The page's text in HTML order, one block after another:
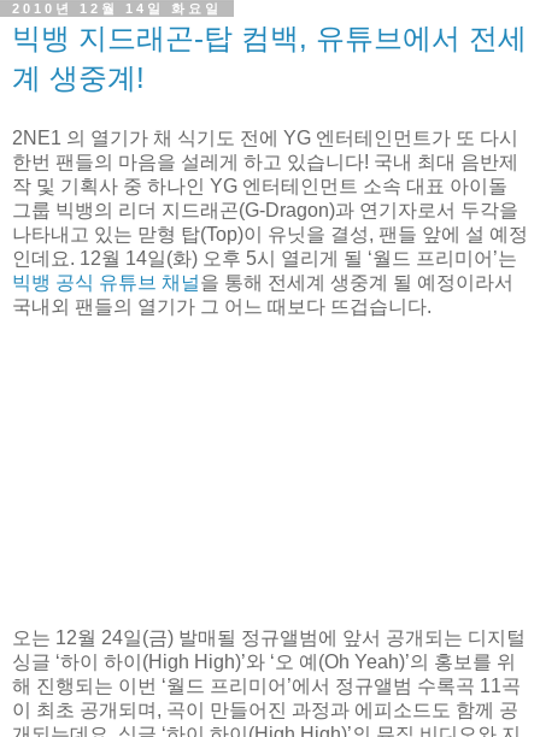
2010년 12월 14일 화요일
빅뱅 지드래곤-탑 컴백, 유튜브에서 전세
계 생중계!
2NE1 의 열기가 채 식기도 전에 YG 엔터테인먼트가 또 다시
한번 팬들의 마음을 설레게 하고 있습니다! 국내 최대 음반제
작 및 기획사 중 하나인 YG 엔터테인먼트 소속 대표 아이돌
그룹 빅뱅의 리더 지드래곤(G-Dragon)과 연기자로서 두각을
나타내고 있는 맏형 탑(Top)이 유닛을 결성, 팬들 앞에 설 예정
인데요. 12월 14일(화) 오후 5시 열리게 될 ‘월드 프리미어’는
빅뱅 공식 유튜브 채널을 통해 전세계 생중계 될 예정이라서
국내외 팬들의 열기가 그 어느 때보다 뜨겁습니다.
오는 12월 24일(금) 발매될 정규앨범에 앞서 공개되는 디지털
싱글 ‘하이 하이(High High)’와 ‘오 예(Oh Yeah)’의 홍보를 위
해 진행되는 이번 ‘월드 프리미어’에서 정규앨범 수록곡 11곡
이 최초 공개되며, 곡이 만들어진 과정과 에피소드도 함께 공